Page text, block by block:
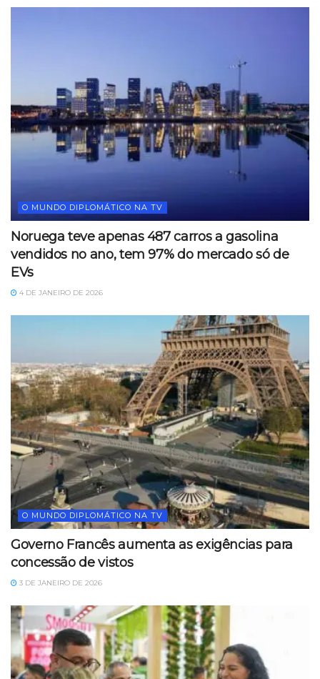
O MUNDO DIPLOMÁTICO NA TV
Noruega teve apenas 487 carros a gasolina
vendidos no ano, tem 97% do mercado só de
EVs
4 DE JANEIRO DE 2026
O MUNDO DIPLOMÁTICO NA TV
Governo Francês aumenta as exigências para
concessão de vistos
3 DE JANEIRO DE 2026